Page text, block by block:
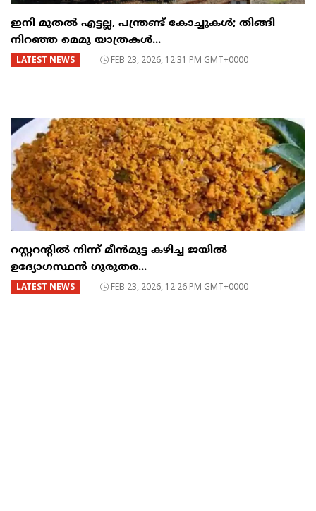
ഇനി മുതൽ എട്ടല്ല, പന്ത്രണ്ട് കോച്ചുകള്‍; തിങ്ങി
നിറഞ്ഞ മെമു യാത്രകൾ...
LATEST NEWS FEB 23, 2026, 12:31 PM GMT+0000
റസ്റ്ററന്റില്‍ നിന്ന് മീന്‍മുട്ട കഴിച്ച ജയില്‍
ഉദ്യോഗസ്ഥന്‍ ഗുരുതര...
LATEST NEWS FEB 23, 2026, 12:26 PM GMT+0000